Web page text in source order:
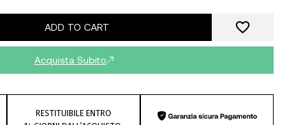
ADD TO CART
Acquista Subito
RESTITUIBILE ENTRO